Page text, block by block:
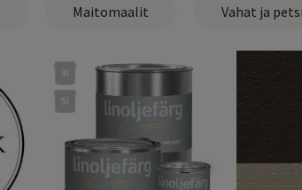
Maitomaalit Vahat ja